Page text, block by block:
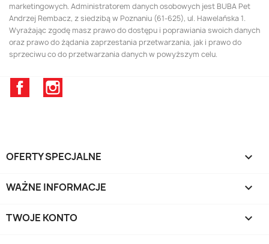
marketingowych. Administratorem danych osobowych jest BUBA Pet
Andrzej Rembacz, z siedzibą w Poznaniu (61-625), ul. Hawelańska 1.
Wyrażając zgodę masz prawo do dostępu i poprawiania swoich danych
oraz prawo do żądania zaprzestania przetwarzania, jak i prawo do
sprzeciwu co do przetwarzania danych w powyższym celu.
Facebook
OFERTY SPECJALNE 
WAŻNE INFORMACJE 
TWOJE KONTO 